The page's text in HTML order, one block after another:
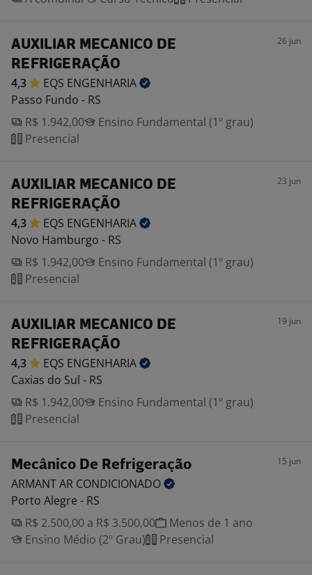
AUXILIAR MECANICO DE
REFRIGERAÇÃO
26 jun
4,3 EQS ENGENHARIA
Passo Fundo - RS
R$ 1.942,00
Ensino Fundamental (1º grau)
Presencial
AUXILIAR MECANICO DE
REFRIGERAÇÃO
23 jun
4,3 EQS ENGENHARIA
Novo Hamburgo - RS
R$ 1.942,00
Ensino Fundamental (1º grau)
Presencial
AUXILIAR MECANICO DE
REFRIGERAÇÃO
19 jun
4,3 EQS ENGENHARIA
Caxias do Sul - RS
R$ 1.942,00
Ensino Fundamental (1º grau)
Presencial
Mecânico De Refrigeração 15 jun
ARMANT AR CONDICIONADO
Porto Alegre - RS
R$ 2.500,00 a R$ 3.500,00
Menos de 1 ano
Ensino Médio (2º Grau)
Presencial